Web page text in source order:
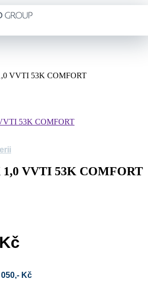
VVTI 53K COMFORT
1,0 VVTI 53K COMFORT
Kč